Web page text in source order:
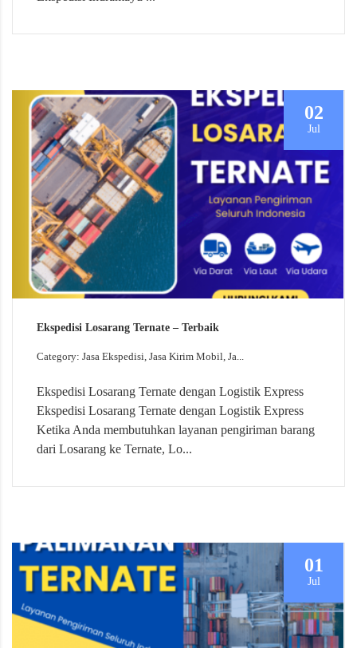
02
Jul
Ekspedisi Losarang Ternate – Terbaik
Category: Jasa Ekspedisi, Jasa Kirim Mobil, Ja...
Ekspedisi Losarang Ternate dengan Logistik Express
Ekspedisi Losarang Ternate dengan Logistik Express
Ketika Anda membutuhkan layanan pengiriman barang
dari Losarang ke Ternate, Lo...
01
Jul